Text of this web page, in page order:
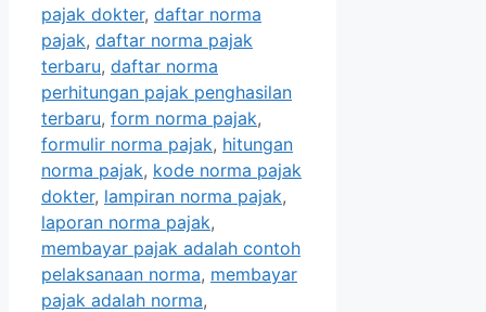
pajak dokter, daftar norma
pajak, daftar norma pajak
terbaru, daftar norma
perhitungan pajak penghasilan
terbaru, form norma pajak,
formulir norma pajak, hitungan
norma pajak, kode norma pajak
dokter, lampiran norma pajak,
laporan norma pajak,
membayar pajak adalah contoh
pelaksanaan norma, membayar
pajak adalah norma,